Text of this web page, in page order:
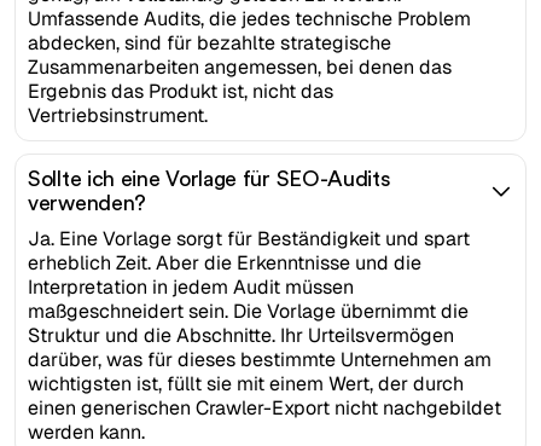
Umfassende Audits, die jedes technische Problem
abdecken, sind für bezahlte strategische
Zusammenarbeiten angemessen, bei denen das
Ergebnis das Produkt ist, nicht das
Vertriebsinstrument.
Sollte ich eine Vorlage für SEO-Audits
verwenden?
Ja. Eine Vorlage sorgt für Beständigkeit und spart
erheblich Zeit. Aber die Erkenntnisse und die
Interpretation in jedem Audit müssen
maßgeschneidert sein. Die Vorlage übernimmt die
Struktur und die Abschnitte. Ihr Urteilsvermögen
darüber, was für dieses bestimmte Unternehmen am
wichtigsten ist, füllt sie mit einem Wert, der durch
einen generischen Crawler-Export nicht nachgebildet
werden kann.